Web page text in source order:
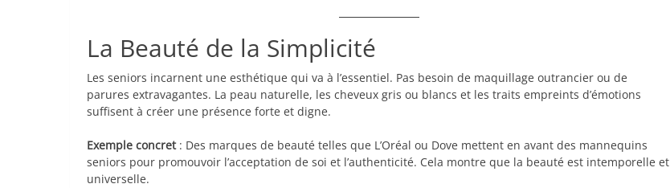
La Beauté de la Simplicité
Les seniors incarnent une esthétique qui va à l’essentiel. Pas besoin de maquillage outrancier ou de
parures extravagantes. La peau naturelle, les cheveux gris ou blancs et les traits empreints d’émotions
suffisent à créer une présence forte et digne.
Exemple concret: Des marques de beauté telles que L’Oréal ou Dove mettent en avant des mannequins
seniors pour promouvoir l’acceptation de soi et l’authenticité. Cela montre que la beauté est intemporelle et
universelle.